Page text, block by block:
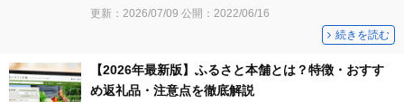
更新： 2026/07/09 公開： 2022/06/16
続きを読む
【2026年最新版】ふるさと本舗とは？特徴・おすす
め返礼品・注意点を徹底解説